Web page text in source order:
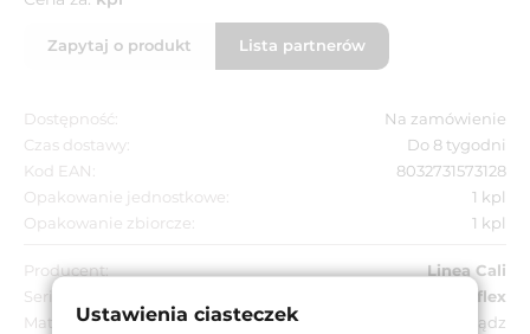
Zapytaj o produkt Lista partnerów
Dostępność:
Na zamówienie
Czas dostawy:
Do 8 tygodni
Kod EAN:
8032731573128
Opakowanie jednostkowe:
1 kpl
Opakowanie zbiorcze:
1 kpl
Producent:
Linea Cali
Seria:
Reflex
Materiał:
Mosiądz
Ustawienia ciasteczek